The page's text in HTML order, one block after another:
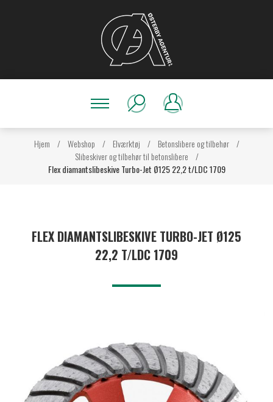
Hjem / Webshop / Elværktøj / Betonslibere og tilbehør /
Slibeskiver og tilbehør til betonslibere
/
Flex diamantslibeskive Turbo-Jet Ø125 22,2 t/LDC 1709
FLEX DIAMANTSLIBESKIVE TURBO-JET Ø125
22,2 T/LDC 1709